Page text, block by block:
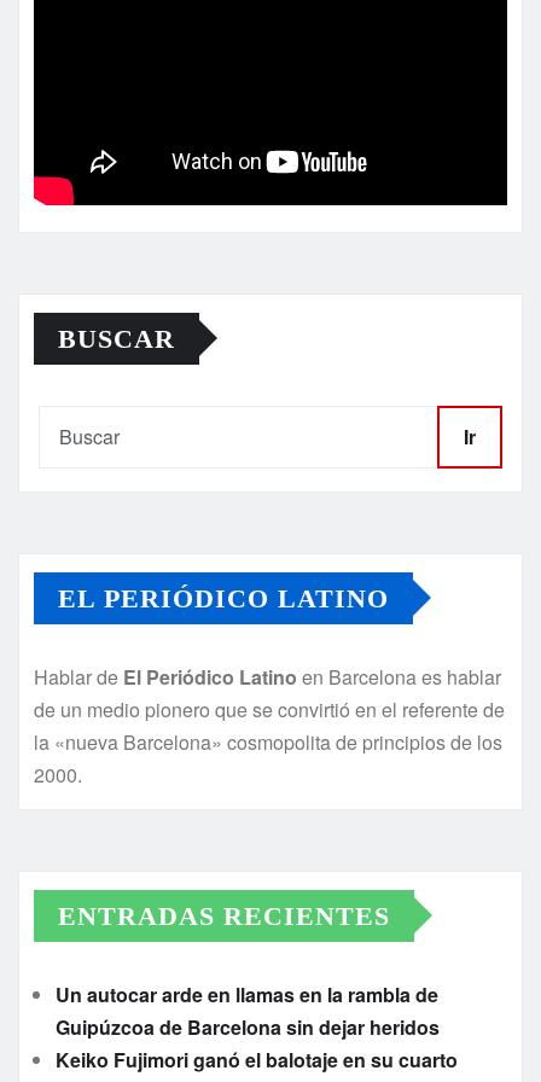
BUSCAR
Ir
EL PERIÓDICO LATINO
Hablar de El Periódico Latino en Barcelona es hablar
de un medio pionero que se convirtió en el referente de
la «nueva Barcelona» cosmopolita de principios de los
2000.
ENTRADAS RECIENTES
Un autocar arde en llamas en la rambla de
Guipúzcoa de Barcelona sin dejar heridos
Keiko Fujimori ganó el balotaje en su cuarto